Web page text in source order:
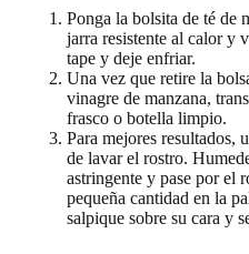
Ponga la bolsita de té de
jarra resistente al calor y
tape y deje enfriar.
Una vez que retire la
vinagre de manzana,
frasco o botella limpio.
Para mejores resultados,
de lavar el rostro.
astringente y pase por el
pequeña cantidad en la
salpique sobre su cara y